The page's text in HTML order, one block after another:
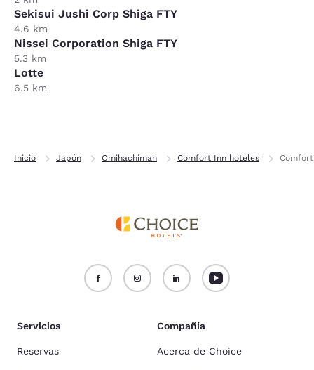
Sekisui Jushi Corp Shiga FTY
4.6 km
Nissei Corporation Shiga FTY
5.3 km
Lotte
6.5 km
Inicio Japón Omihachiman Comfort Inn hoteles
Servicios
Reservas
Compañía
Acerca de Choice